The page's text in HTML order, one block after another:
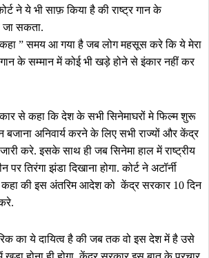
ने ये भी साफ़ किया है की राष्ट्र गान के
जा सकता.
” समय आ गया है जब लोग महसूस करे कि ये मेरा
के सम्मान में कोई भी खड़े होने से इंकार नहीं कर
से कहा कि देश के सभी सिनेमाघरों मे फिल्म शुरू
बजाना अनिवार्य करने के लिए सभी राज्यों और केंद्र
करे. इसके साथ ही जब सिनेमा हाल में राष्ट्रीय
तिरंगा झंडा दिखाना होगा. कोर्ट ने अटॉर्नी
की इस अंतरिम आदेश को केंद्र सरकार 10 दिन
का ये दायित्व है की जब तक वो इस देश में है उसे